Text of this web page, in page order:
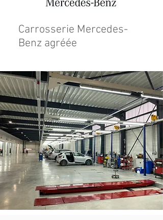
Carrosserie Mercedes-
Benz agréée